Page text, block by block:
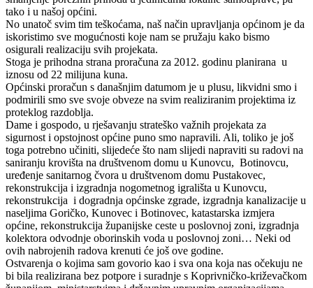
tako i u našoj općini.
No unatoč svim tim teškoćama, naš način upravljanja općinom je da
iskoristimo sve mogućnosti koje nam se pružaju kako bismo
osigurali realizaciju svih projekata.
Stoga je prihodna strana proračuna za 2012. godinu planirana u
iznosu od 22 milijuna kuna.
Općinski proračun s današnjim datumom je u plusu, likvidni smo i
podmirili smo sve svoje obveze na svim realiziranim projektima iz
proteklog razdoblja.
Dame i gospodo, u rješavanju strateško važnih projekata za
sigurnost i opstojnost općine puno smo napravili. Ali, toliko je još
toga potrebno učiniti, slijedeće što nam slijedi napraviti su radovi na
saniranju krovišta na društvenom domu u Kunovcu, Botinovcu,
uređenje sanitarnog čvora u društvenom domu Pustakovec,
rekonstrukcija i izgradnja nogometnog igrališta u Kunovcu,
rekonstrukcija i dogradnja općinske zgrade, izgradnja kanalizacije u
naseljima Goričko, Kunovec i Botinovec, katastarska izmjera
općine, rekonstrukcija županijske ceste u poslovnoj zoni, izgradnja
kolektora odvodnje oborinskih voda u poslovnoj zoni… Neki od
ovih nabrojenih radova krenuti će još ove godine.
Ostvarenja o kojima sam govorio kao i sva ona koja nas očekuju ne
bi bila realizirana bez potpore i suradnje s Koprivničko-križevačkom